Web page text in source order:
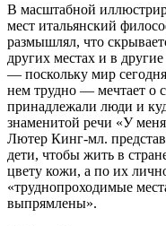
В масштабной
мест итальянский
размышлял, что
других местах и в
— поскольку мир
нем трудно — мечтает о
принадлежали люди и
знаменитой речи «У
Лютер Кинг-мл.
дети, чтобы жить в
цвету кожи, а по их
«труднопроходимые
выпрямлены».